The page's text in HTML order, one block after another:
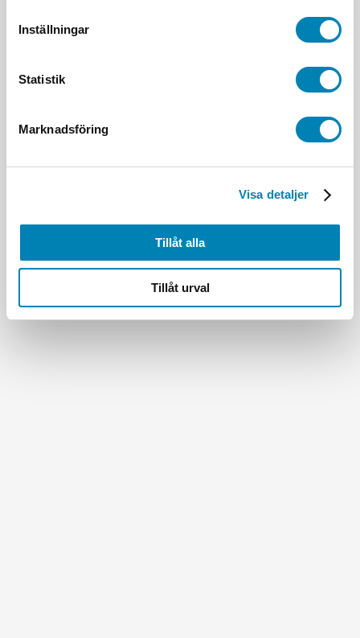
Inställningar
Statistik
Marknadsföring
Visa detaljer
Tillåt alla
Tillåt urval